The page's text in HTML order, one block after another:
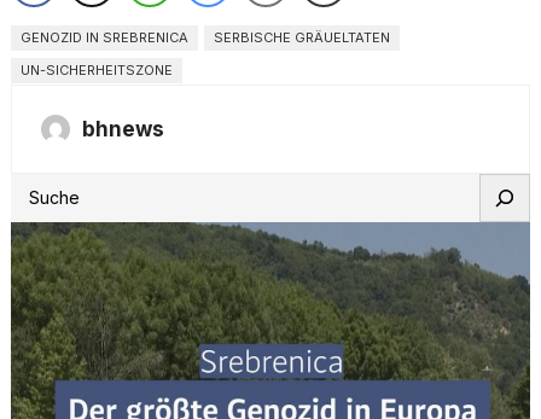
GENOZID IN SREBRENICA
SERBISCHE GRÄUELTATEN
UN-SICHERHEITSZONE
bhnews
e
a
r
c
h